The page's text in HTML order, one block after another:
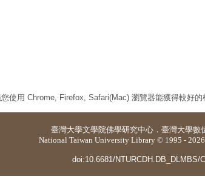
使用 Chrome, Firefox, Safari(Mac) 瀏覽器能獲得較好的
臺灣大學文學院佛學研究中心 ． 臺灣大學數
National Taiwan University Library © 1995 -
doi:10.6681/NTURCDH.DB_DLMBS/